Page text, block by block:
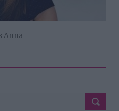
Anna